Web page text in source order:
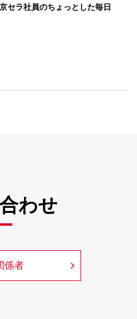
京セラ社員のちょっとした毎日
わせ
係者